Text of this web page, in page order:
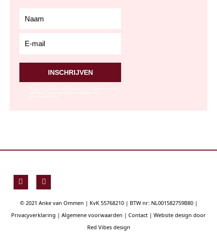
INSCHRIJVEN
F
a
e
b
o
Y
o
u
b
© 2021 Anke van Ommen | KvK 55768210 | BTW nr: NL001582759B80 |
Privacyverklaring | Algemene voorwaarden | Contact | Website design door
Red Vibes design